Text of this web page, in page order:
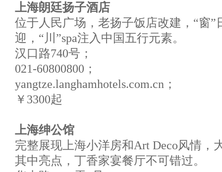
上海朗廷扬子酒店
位于人民广场，老扬子饭店改建，“窗”
迎，“川”spa注入中国五行元素。
汉口路740号；
021-60800800；
yangtze.langhamhotels.com.cn；
￥3300起
上海绅公馆
完整展现上海小洋房和Art Deco风情，
其中亮点，丁香家宴餐厅不可错过。